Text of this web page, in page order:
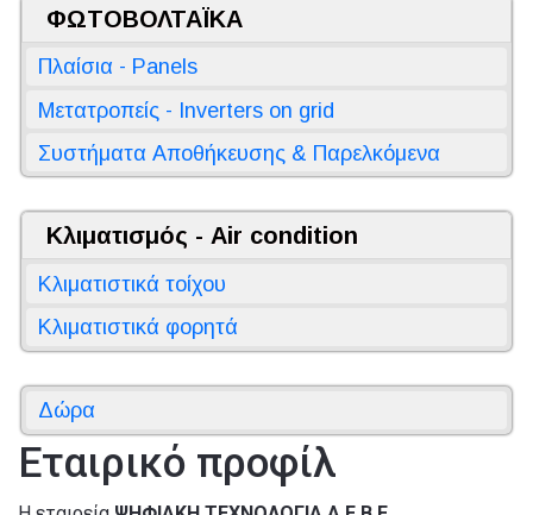
ΦΩΤΟΒΟΛΤΑΪΚΑ
Πλαίσια - Panels
Μετατροπείς - Inverters on grid
Συστήματα Αποθήκευσης & Παρελκόμενα
Κλιματισμός - Air condition
Κλιματιστικά τοίχου
Κλιματιστικά φορητά
Δώρα
Εταιρικό προφίλ